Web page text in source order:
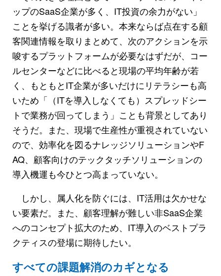
ップのSaaS企業が多く、IT投資の余力がない」
ことを挙げる識者が多い。本来ならば点在する顧
客関連情報を取りまとめて、次のアクションを示
唆するプラットフォームが必要なはずだが、コー
ルセンターなどに比べると現場の平均年齢が若
く、もともとIT企業が多いだけにリテラシーも高
いため「（ITを導入しなくても）スプレッドシー
トで業務が回ってしまう」ことも背景としてあり
そうだ。また、現場で生産性が重視されていない
ので、効率化を図るナレッジソリューションやF
AQ、顧客向けのテックタッチソリューションの
導入機運も今ひとつ高まっていない。
しかし、属人化を防ぐには、IT活用は欠かせな
い要素だ。また、顧客理解が難しい非SaaS企業
へのコンセプト拡大のため、IT導入のベストプラ
クティスの登場に期待したい。
すべての課題解消のカギとなる